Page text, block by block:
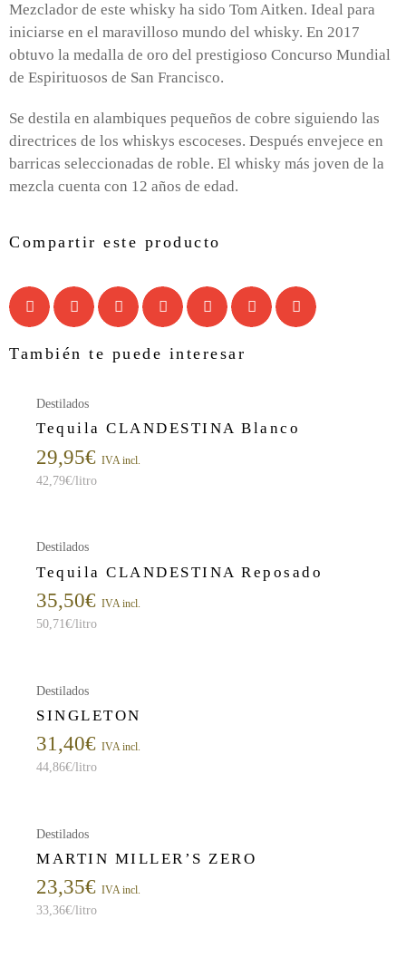
Mezclador de este whisky ha sido Tom Aitken. Ideal para
iniciarse en el maravilloso mundo del whisky. En 2017
obtuvo la medalla de oro del prestigioso Concurso Mundial
de Espirituosos de San Francisco.
Se destila en alambiques pequeños de cobre siguiendo las
directrices de los whiskys escoceses. Después envejece en
barricas seleccionadas de roble. El whisky más joven de la
mezcla cuenta con 12 años de edad.
Compartir este producto
También te puede interesar
Destilados
Tequila CLANDESTINA Blanco
29,95€ IVA incl.
42,79€/litro
Destilados
Tequila CLANDESTINA Reposado
35,50€ IVA incl.
50,71€/litro
Destilados
SINGLETON
31,40€ IVA incl.
44,86€/litro
Destilados
MARTIN MILLER’S ZERO
23,35€ IVA incl.
33,36€/litro